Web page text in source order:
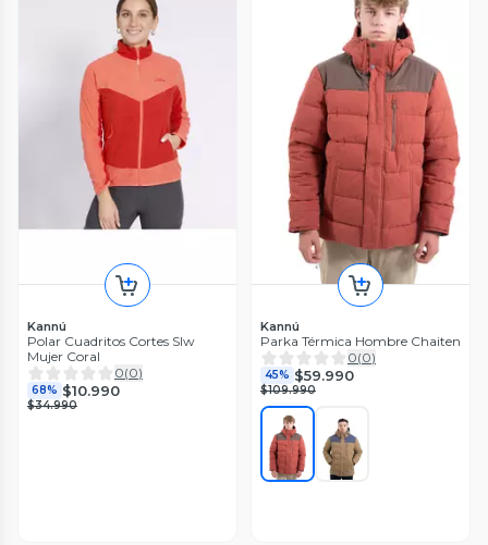
Kannú
Polar Cuadritos Cortes Slw
Mujer Coral
0(0)
68% $10.990
$34.990
Kannú
Parka Térmica Hombre Chaiten
0(0)
45% $59.990
$109.990